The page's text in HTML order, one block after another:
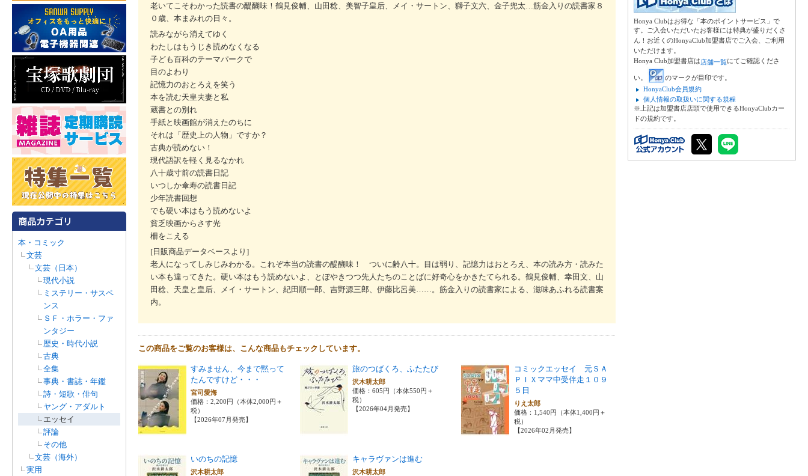
本・コミック
文芸
文芸（日本）
現代小説
ミステリー・サスペ
ンス
ＳＦ・ホラー・ファ
ンタジー
歴史・時代小説
古典
全集
事典・書誌・年鑑
詩・短歌・俳句
ヤング・アダルト
エッセイ
評論
その他
文芸（海外）
実用
老いてこそわかった読書の醍醐味！鶴見俊輔、山田稔、美智子皇后、メイ・サートン、獅子文六、金子兜太…筋金入りの読書家８
０歳、本まみれの日々。
読みながら消えてゆく
わたしはもうじき読めなくなる
子ども百科のテーマパークで
目のよわり
記憶力のおとろえを笑う
本を読む天皇夫妻と私
蔵書との別れ
手紙と映画館が消えたのちに
それは「歴史上の人物」ですか？
古典が読めない！
現代語訳を軽く見るなかれ
八十歳寸前の読書日記
いつしか傘寿の読書日記
少年読書回想
でも硬い本はもう読めないよ
貧乏映画からさす光
柵をこえる
[日販商品データベースより]
老人になってしみじみわかる。これぞ本当の読書の醍醐味！ ついに齢八十。目は弱り、記憶力はおとろえ、本の読み方・読みた
い本も違ってきた。硬い本はもう読めないよ、とぼやきつつ先人たちのことばに好奇心をかきたてられる。鶴見俊輔、幸田文、山
田稔、天皇と皇后、メイ・サートン、紀田順一郎、吉野源三郎、伊藤比呂美……。筋金入りの読書家による、滋味あふれる読書案
内。
この商品をご覧のお客様は、こんな商品もチェックしています。
すみません、今まで黙って
たんですけど・・・
宮司愛海
価格：2,200円（本体2,000円＋
税）
【2026年07月発売】
旅のつばくろ、ふたたび
沢木耕太郎
価格：605円（本体550円＋
税）
【2026年04月発売】
コミックエッセイ 元ＳＡ
ＰＩＸママ中受伴走１０９
５日
りえ太郎
価格：1,540円（本体1,400円＋
税）
【2026年02月発売】
いのちの記憶
沢木耕太郎
キャラヴァンは進む
沢木耕太郎
Honya Clubはお得な「本のポイントサービス」で
す。ご入会いただいたお客様には特典が盛りだくさ
ん！お近くのHonyaClub加盟書店でご入会、ご利用
いただけます。
Honya Club加盟書店は店舗一覧にてご確認くださ
い。
のマークが目印です。
HonyaClub会員規約
個人情報の取扱いに関する規程
※上記は加盟書店店頭で使用できるHonyaClubカー
ドの規約です。